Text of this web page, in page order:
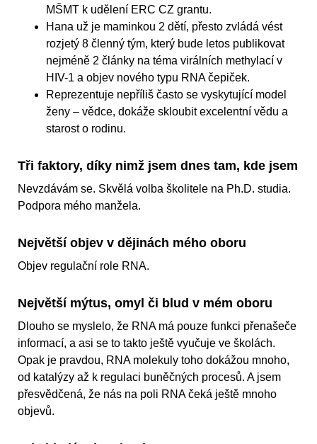
MŠMT k udělení ERC CZ grantu.
Hana už je maminkou 2 dětí, přesto zvládá vést
rozjetý 8 členný tým, který bude letos publikovat
nejméně 2 články na téma virálních methylací v
HIV-1 a objev nového typu RNA čepiček.
Reprezentuje nepříliš často se vyskytující model
ženy – vědce, dokáže skloubit excelentní vědu a
starost o rodinu.
Tři faktory, díky nimž jsem dnes tam, kde jsem
Nevzdávám se. Skvělá volba školitele na Ph.D. studia.
Podpora mého manžela.
Největší objev v dějinách mého oboru
Objev regulační role RNA.
Největší mýtus, omyl či blud v mém oboru
Dlouho se myslelo, že RNA má pouze funkci přenašeče
informací, a asi se to takto ještě vyučuje ve školách.
Opak je pravdou, RNA molekuly toho dokážou mnoho,
od katalýzy až k regulaci buněčných procesů. A jsem
přesvědčená, že nás na poli RNA čeká ještě mnoho
objevů.